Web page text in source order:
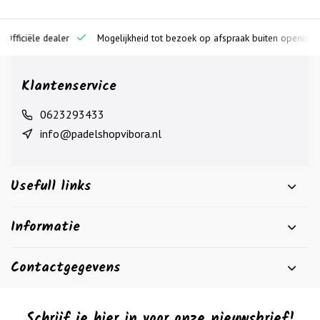
dealer Mogelijkheid tot bezoek op afspraak buiten openingstijden
Klantenservice
0623293433
info@padelshopvibora.nl
Usefull links
Informatie
Contactgegevens